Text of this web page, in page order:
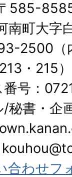
585-
南町大字
2500（
213・215）
番号：
/秘書・企
合わせフ